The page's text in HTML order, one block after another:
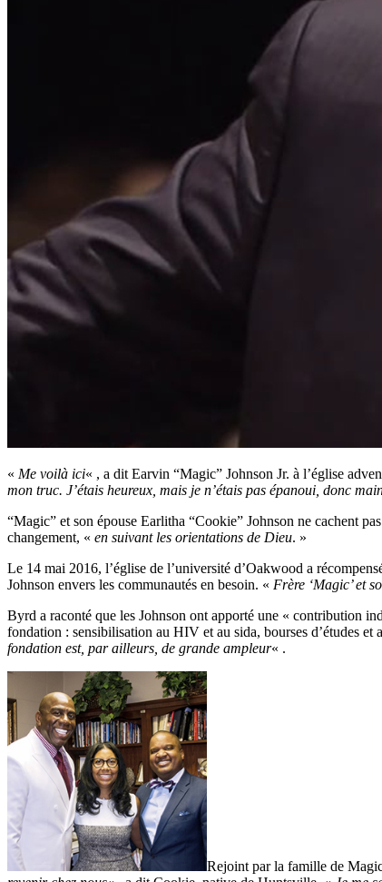
« Me voilà ici« , a dit Earvin “Magic” Johnson Jr. à l’église
mon truc. J’étais heureux, mais je n’étais pas épanoui, donc
“Magic” et son épouse Earlitha “Cookie” Johnson ne cachent
changement, « en suivant les orientations de Dieu. »
Le 14 mai 2016, l’église de l’université d’Oakwood a
Johnson envers les communautés en besoin. « Frère ‘Magic’ et
Byrd a raconté que les Johnson ont apporté une « contribution
fondation : sensibilisation au HIV et au sida, bourses d’études et
fondation est, par ailleurs, de grande ampleur« .
Rejoint par la famille de